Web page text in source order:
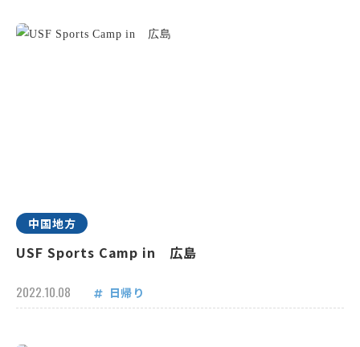
中国地方
USF Sports Camp in 広島
2022.10.08 日帰り